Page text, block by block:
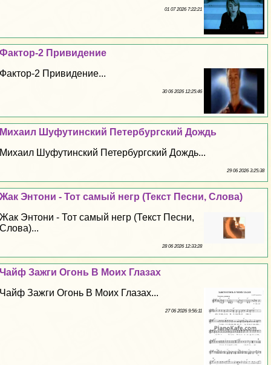
01 07 2026 7:22:21
Фактор-2 Привидение
Фактор-2 Привидение...
30 06 2026 12:25:46
Михаил Шуфутинский Петербургский Дождь
Михаил Шуфутинский Петербургский Дождь...
29 06 2026 3:25:38
Жак Энтони - Тот самый негр (Текст Песни, Слова)
Жак Энтони - Тот самый негр (Текст Песни,
Слова)...
28 06 2026 12:33:28
Чайф Зажги Огонь В Моих Глазах
Чайф Зажги Огонь В Моих Глазах...
27 06 2026 9:56:11